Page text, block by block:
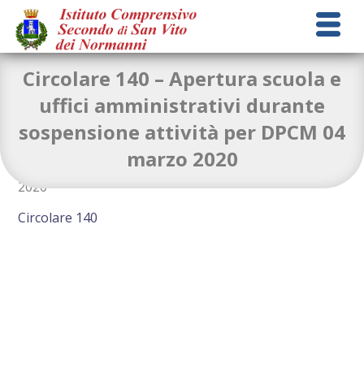
Circolare 140 – Apertura scuola e
uffici amministrativi durante
sospensione attività per DPCM 04
marzo 2020
Apertura scuola e uffici amministrativi durante
sospensione attività didattica per DPCM 04 marzo
2020
Circolare 140